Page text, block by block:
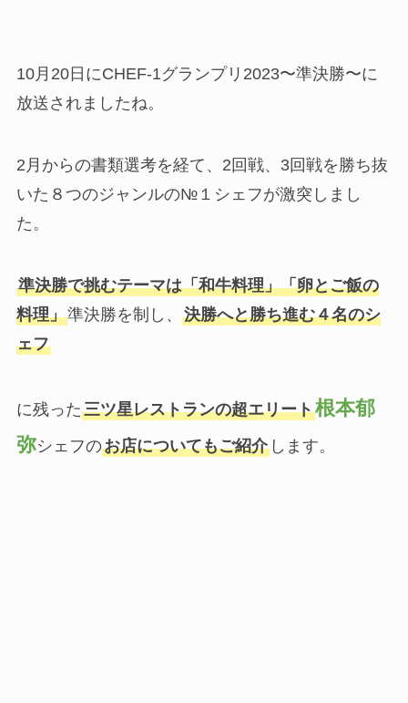
10月20日にCHEF-1グランプリ2023〜準決勝〜に
放送されましたね。
2月からの書類選考を経て、2回戦、3回戦を勝ち抜
いた８つのジャンルの№１シェフが激突しまし
た。
準決勝で挑むテーマは「和牛料理」「卵とご飯の
料理」準決勝を制し、 決勝へと勝ち進む４名のシ
ェフ
に残った三ツ星レストランの超エリート根本郁
弥シェフのお店についてもご紹介します。